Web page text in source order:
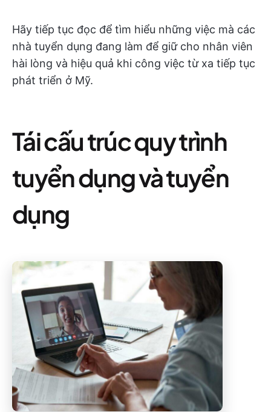
Hãy tiếp tục đọc để tìm hiểu những việc mà các
nhà tuyển dụng đang làm để giữ cho nhân viên
hài lòng và hiệu quả khi công việc từ xa tiếp tục
phát triển ở Mỹ.
Tái cấu trúc quy trình
tuyển dụng và tuyển
dụng